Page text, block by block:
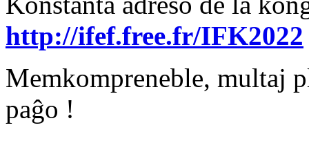
http://ifef.free.fr/IFK2022
Memkompreneble, multaj
paĝo !